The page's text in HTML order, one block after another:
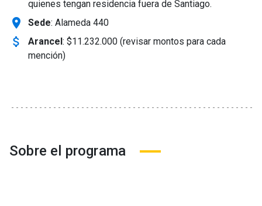
quienes tengan residencia fuera de Santiago.
location_on Sede: Alameda 440
attach_money Arancel: $11.232.000 (revisar montos para cada
mención)
Sobre el programa